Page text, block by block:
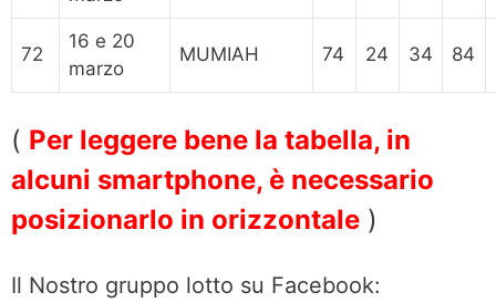
72
16 e 20
marzo
MUMIAH 74 24 34 84
( Per leggere bene la tabella, in
alcuni smartphone, è necessario
posizionarlo in orizzontale )
Il Nostro gruppo lotto su Facebook: